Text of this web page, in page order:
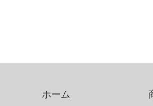
ホーム